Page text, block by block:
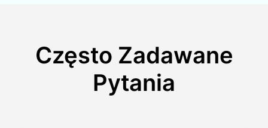
Często Zadawane
Pytania